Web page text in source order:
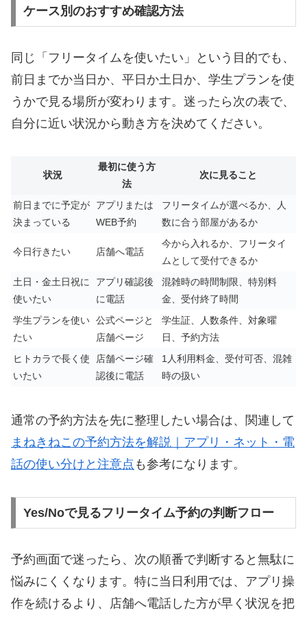
ケース別のおすすめ確認方法
同じ「フリータイムを使いたい」という目的でも、
前日までか当日か、平日か土日か、学生プランを使
うかで見る場所が変わります。迷ったら次の表で、
自分に近い状況から動き方を決めてください。
状況
最初に使う方
法
次に見ること
前日までに予定が
決まっている
アプリまたは
WEB予約
フリータイムが選べるか、人
数に合う部屋があるか
今日行きたい 店舗へ電話
今から入れるか、フリータイ
ムとして受付できるか
土日・金土日祝に
使いたい
アプリ確認後
に電話
混雑時の時間制限、特別料
金、受付終了時間
学生プランを使い
たい
公式ページと
店舗ページ
学生証、人数条件、対象曜
日、予約方法
ヒトカラで長く使
いたい
店舗ページ確
認後に電話
1人利用料金、受付可否、混雑
時の扱い
通常の予約方法を先に整理したい場合は、関連して
まねきねこの予約方法を解説｜アプリ・ネット・電
話の使い分けと注意点 も参考になります。
Yes/Noで見るフリータイム予約の判断フロー
予約画面で迷ったら、次の順番で判断すると無駄に
悩みにくくなります。特に当日利用では、アプリ操
作を続けるより、店舗へ電話した方が早く状況を把